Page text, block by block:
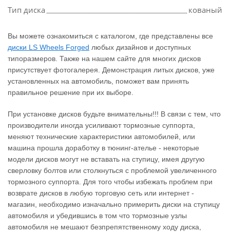
Тип диска
кованый
Вы можете ознакомиться с каталогом, где представлены все
диски LS Wheels Forged любых дизайнов и доступных
типоразмеров. Также на нашем сайте для многих дисков
присутствует фотогалерея. Демонстрация литых дисков, уже
установленных на автомобиль, поможет вам принять
правильное решение при их выборе.
При установке дисков будьте внимательны!!! В связи с тем, что
производители иногда усиливают тормозные суппорта,
меняют технические характеристики автомобилей, или
машина прошла доработку в тюнинг-ателье - некоторые
модели дисков могут не вставать на ступицу, имея другую
сверловку болтов или столкнуться с проблемой увеличенного
тормозного суппорта. Для того чтобы избежать проблем при
возврате дисков в любую торговую сеть или интернет -
магазин, необходимо изначально примерить диски на ступицу
автомобиля и убедившись в том что тормозные узлы
автомобиля не мешают безпрепятственному ходу диска,